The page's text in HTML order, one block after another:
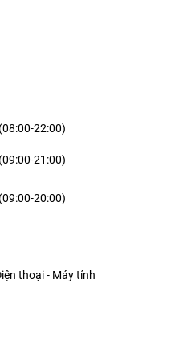
(08:00-22:00)
(09:00-21:00)
(09:00-20:00)
thoại - Máy tính